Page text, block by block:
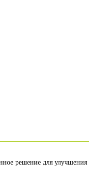
решение для улучшения